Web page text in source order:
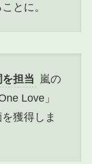
とに。
担当
嵐の
Love」
獲得しま